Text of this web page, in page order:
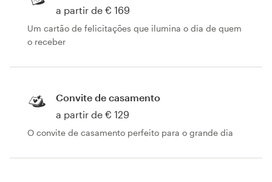
a partir de € 169
Um cartão de felicitações que ilumina o dia de quem
o receber
Convite de casamento
a partir de € 129
O convite de casamento perfeito para o grande dia